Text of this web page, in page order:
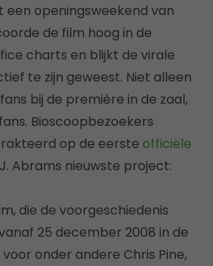
een openingsweekend van
de film hoog in de
charts en blijkt de virale
te zijn geweest. Niet alleen
bij de première in de zaal,
Bioscoopbezoekers
op de eerste officiële
Abrams nieuwste project:
die de voorgeschiedenis
25 december 2008 in de
onder andere Chris Pine,